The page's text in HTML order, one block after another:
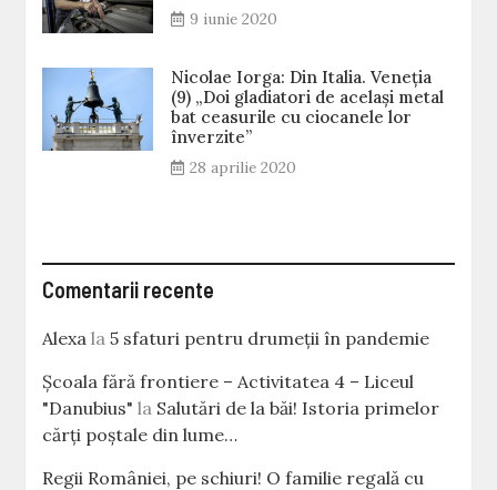
9 iunie 2020
Nicolae Iorga: Din Italia. Veneţia
(9) „Doi gladiatori de același metal
bat ceasurile cu ciocanele lor
înverzite”
28 aprilie 2020
Comentarii recente
Alexa la5 sfaturi pentru drumeții în pandemie
Școala fără frontiere – Activitatea 4 – Liceul
"Danubius" la Salutări de la băi! Istoria primelor
cărţi poştale din lume…
Regii României, pe schiuri! O familie regală cu